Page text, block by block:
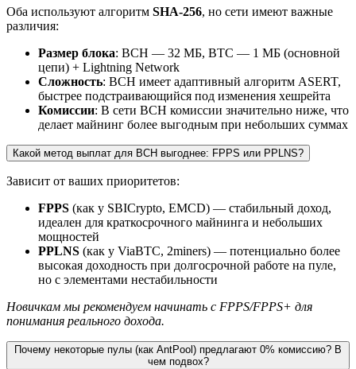
Оба используют алгоритм SHA-256, но сети имеют важные
различия:
Размер блока: BCH — 32 МБ, BTC — 1 МБ (основной
цепи) + Lightning Network
Сложность: BCH имеет адаптивный алгоритм ASERT,
быстрее подстраивающийся под изменения хешрейта
Комиссии: В сети BCH комиссии значительно ниже, что
делает майнинг более выгодным при небольших суммах
Какой метод выплат для BCH выгоднее: FPPS или PPLNS?
Зависит от ваших приоритетов:
FPPS (как у SBICrypto, EMCD) — стабильный доход,
идеален для краткосрочного майнинга и небольших
мощностей
PPLNS (как у ViaBTC, 2miners) — потенциально более
высокая доходность при долгосрочной работе на пуле,
но с элементами нестабильности
Новичкам мы рекомендуем начинать с FPPS/FPPS+ для
понимания реального дохода.
Почему некоторые пулы (как AntPool) предлагают 0% комиссию? В
чем подвох?